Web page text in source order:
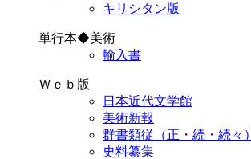
キリシタン版
単行本◆美術
輸入書
Ｗｅｂ版
日本近代文学館
美術新報
群書類従（正・続・続々）
史料纂集